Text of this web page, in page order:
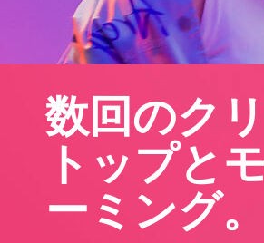
数回のク
トップと
ーミング。